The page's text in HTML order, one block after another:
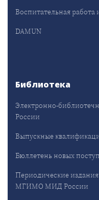
Воспитательная
DAMUN
Библиотека
Электронно-
России
Выпускные
Бюллетень новых
Периодические
МГИМО МИД России